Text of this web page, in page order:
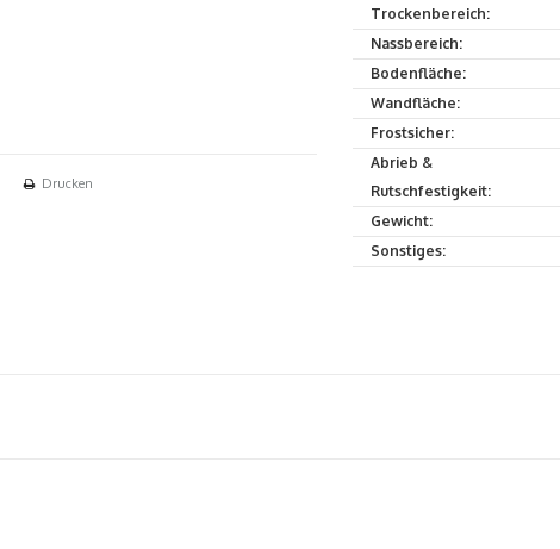
Drucken
Trockenbereich:
Nassbereich:
Bodenfläche:
Wandfläche:
Frostsicher:
Abrieb &
Rutschfestigkeit:
Gewicht:
Sonstiges: